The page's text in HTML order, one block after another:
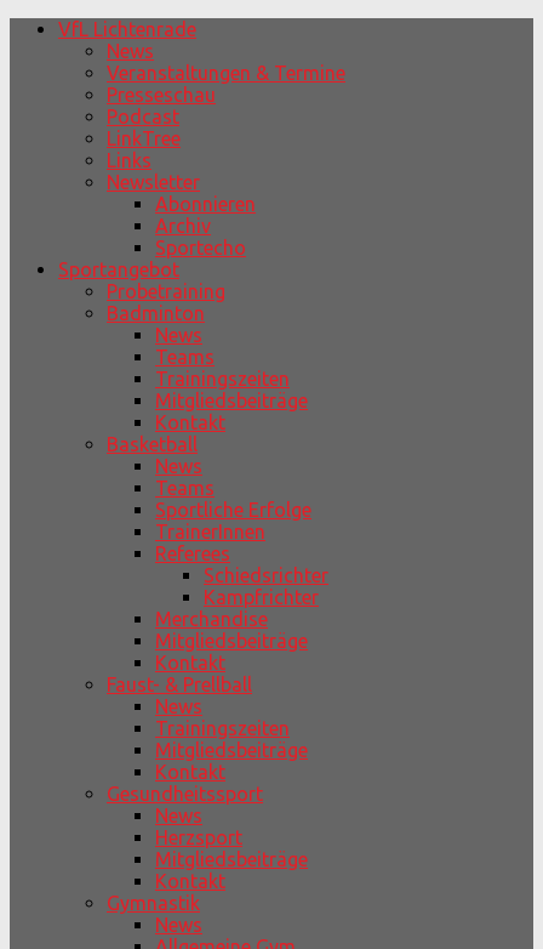
VfL Lichtenrade
News
Veranstaltungen & Termine
Presseschau
Podcast
LinkTree
Links
Newsletter
Abonnieren
Archiv
Sportecho
Sportangebot
Probetraining
Badminton
News
Teams
Trainingszeiten
Mitgliedsbeiträge
Kontakt
Basketball
News
Teams
Sportliche Erfolge
TrainerInnen
Referees
Schiedsrichter
Kampfrichter
Merchandise
Mitgliedsbeiträge
Kontakt
Faust- & Prellball
News
Trainingszeiten
Mitgliedsbeiträge
Kontakt
Gesundheitssport
News
Herzsport
Mitgliedsbeiträge
Kontakt
Gymnastik
News